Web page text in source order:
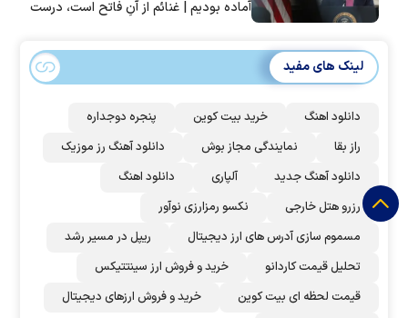
آماده بودیم | غنائم از آنِ فاتح است، درست
لینک های مفید
دانلود اهنگ خرید بیت کوین
پنجره دوجداره
راز بقا
نمایندگی مجاز بوش
دانلود آهنگ رز‌ موزیک
دانلود آهنگ جدید
آلپاری
دانلود اهنگ
رزرو هتل خارجی
نکسو رمزارزی نوآور
مسموم سازی آدرس های ارز دیجیتال
ریپل در مسیر رشد
تحلیل قیمت کاردانو
خرید و فروش ارز سینتتیکس
قیمت لحظه ای بیت کوین
خرید و فروش ارزهای دیجیتال